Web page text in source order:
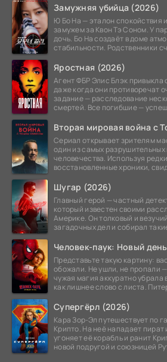
Замужняя убийца (2026)
Ю Бо На — эталон спокойствия
замужем за Квон Тэ Соном. У
дочь. Бо На создаёт в доме
стабильности. Родственники
Яростная (2026)
Агент ФБР Элис Блэк привыкла
даже когда они противоречат
задание — расследование
смертей. Все погибшие —
Сериал открывает зрителям
один из самых разрушительных
человечества. Используя
восстановленные хроники,
Шугар (2026)
Главный герой — частный
который известен своими
Америке. Он толковый и
загадочных дел и собирал
Человек-паук: Новый
Представьте такую картину:
обожали. Не ушли, не пропали
чужая магия аккуратно убрала
как лишнее слово с листа.
Супергёрл (2026)
Кара Зор-Эл путешествует по
Крипто. На неё нападает пират
угоняет её корабль и ранит
новой подругой и союзницей